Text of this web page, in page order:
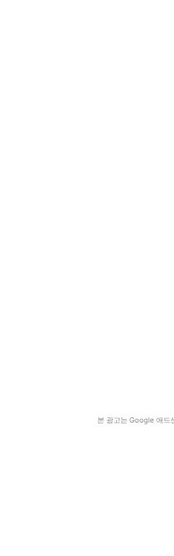
본 광고는 Google 애드